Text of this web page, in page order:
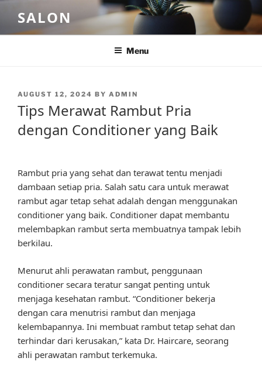
content
SALON
Menu
POSTED
ON
AUGUST 12, 2024 BY ADMIN
Tips Merawat Rambut Pria
dengan Conditioner yang Baik
Rambut pria yang sehat dan terawat tentu menjadi
dambaan setiap pria. Salah satu cara untuk merawat
rambut agar tetap sehat adalah dengan menggunakan
conditioner yang baik. Conditioner dapat membantu
melembapkan rambut serta membuatnya tampak lebih
berkilau.
Menurut ahli perawatan rambut, penggunaan
conditioner secara teratur sangat penting untuk
menjaga kesehatan rambut. “Conditioner bekerja
dengan cara menutrisi rambut dan menjaga
kelembapannya. Ini membuat rambut tetap sehat dan
terhindar dari kerusakan,” kata Dr. Haircare, seorang
ahli perawatan rambut terkemuka.